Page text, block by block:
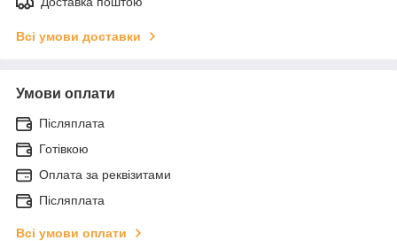
Всі умови доставки
Умови оплати
Післяплата
Готівкою
Оплата за реквізитами
Післяплата
Всі умови оплати